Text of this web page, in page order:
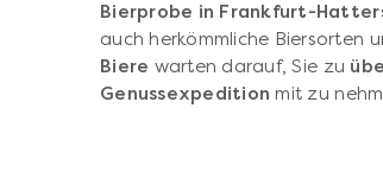
Bierprobe in Frankfurt-
auch herkömmliche Biersorten
Biere warten darauf, Sie zu
Genussexpedition mit zu